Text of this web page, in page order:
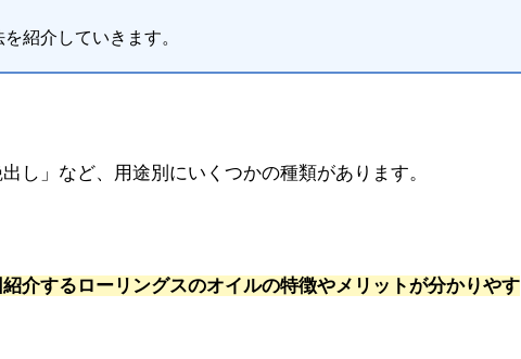
紹介していきます。
し」など、用途別にいくつかの種類があります。
介するローリングスのオイルの特徴やメリットが分かりやす